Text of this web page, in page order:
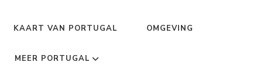
KAART VAN PORTUGAL OMGEVING
MEER PORTUGAL